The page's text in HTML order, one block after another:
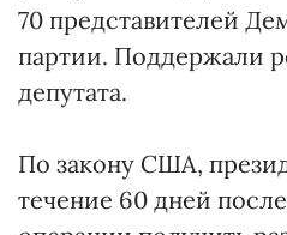
70 представителей
партии. Поддержали
депутата.
По закону США,
течение 60 дней